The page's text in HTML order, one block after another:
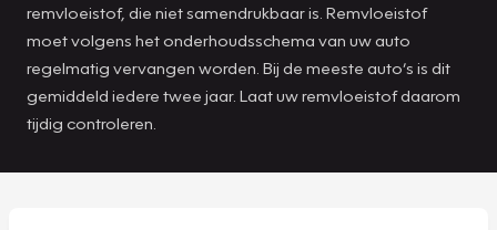
remvloeistof, die niet samendrukbaar is. Remvloeistof
moet volgens het onderhoudsschema van uw auto
regelmatig vervangen worden. Bij de meeste auto’s is dit
gemiddeld iedere twee jaar. Laat uw remvloeistof daarom
tijdig controleren.